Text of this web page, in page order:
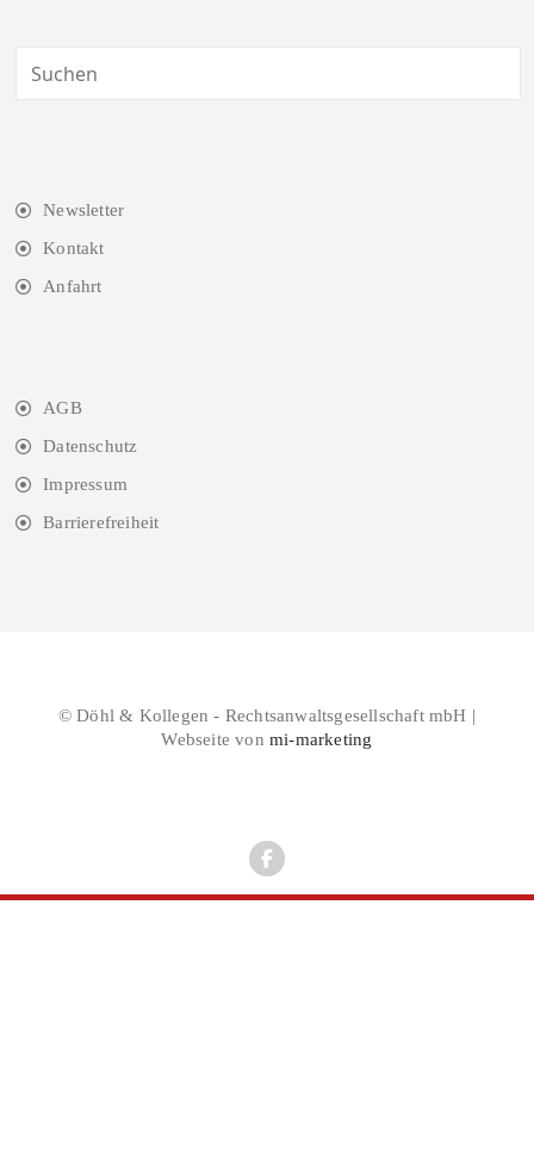
Newsletter
Kontakt
Anfahrt
AGB
Datenschutz
Impressum
Barrierefreiheit
© Döhl & Kollegen - Rechtsanwaltsgesellschaft mbH |
Webseite vonmi-marketing